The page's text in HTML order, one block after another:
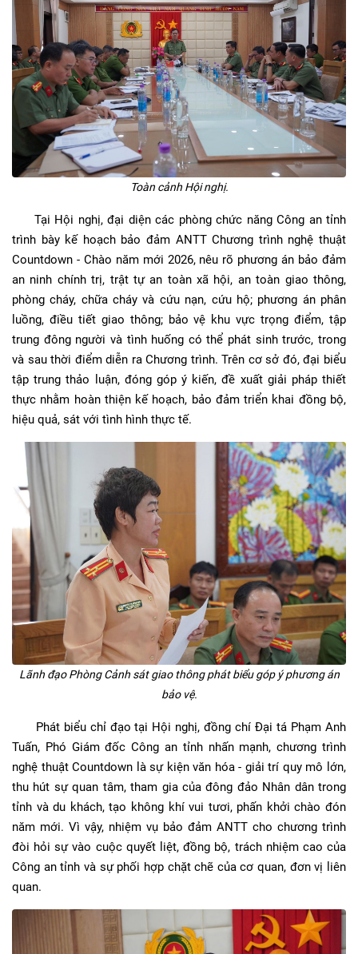
Toàn cảnh Hội nghị.
Tại Hội nghị, đại diện các phòng chức năng Công an tỉnh
trình bày kế hoạch bảo đảm ANTT Chương trình nghệ thuật
Countdown - Chào năm mới 2026, nêu rõ phương án bảo đảm
an ninh chính trị, trật tự an toàn xã hội, an toàn giao thông,
phòng cháy, chữa cháy và cứu nạn, cứu hộ; phương án phân
luồng, điều tiết giao thông; bảo vệ khu vực trọng điểm, tập
trung đông người và tình huống có thể phát sinh trước, trong
và sau thời điểm diễn ra Chương trình. Trên cơ sở đó, đại biểu
tập trung thảo luận, đóng góp ý kiến, đề xuất giải pháp thiết
thực nhằm hoàn thiện kế hoạch, bảo đảm triển khai đồng bộ,
hiệu quả, sát với tình hình thực tế.
Lãnh đạo Phòng Cảnh sát giao thông phát biểu góp ý phương án
bảo vệ.
Phát biểu chỉ đạo tại Hội nghị, đồng chí Đại tá Phạm Anh
Tuấn, Phó Giám đốc Công an tỉnh nhấn mạnh, chương trình
nghệ thuật Countdown là sự kiện văn hóa - giải trí quy mô lớn,
thu hút sự quan tâm, tham gia của đông đảo Nhân dân trong
tỉnh và du khách, tạo không khí vui tươi, phấn khởi chào đón
năm mới. Vì vậy, nhiệm vụ bảo đảm ANTT cho chương trình
đòi hỏi sự vào cuộc quyết liệt, đồng bộ, trách nhiệm cao của
Công an tỉnh và sự phối hợp chặt chẽ của cơ quan, đơn vị liên
quan.